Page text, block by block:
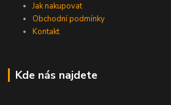
Jak nakupovat
Obchodní podmínky
Kontakt
Kde nás najdete